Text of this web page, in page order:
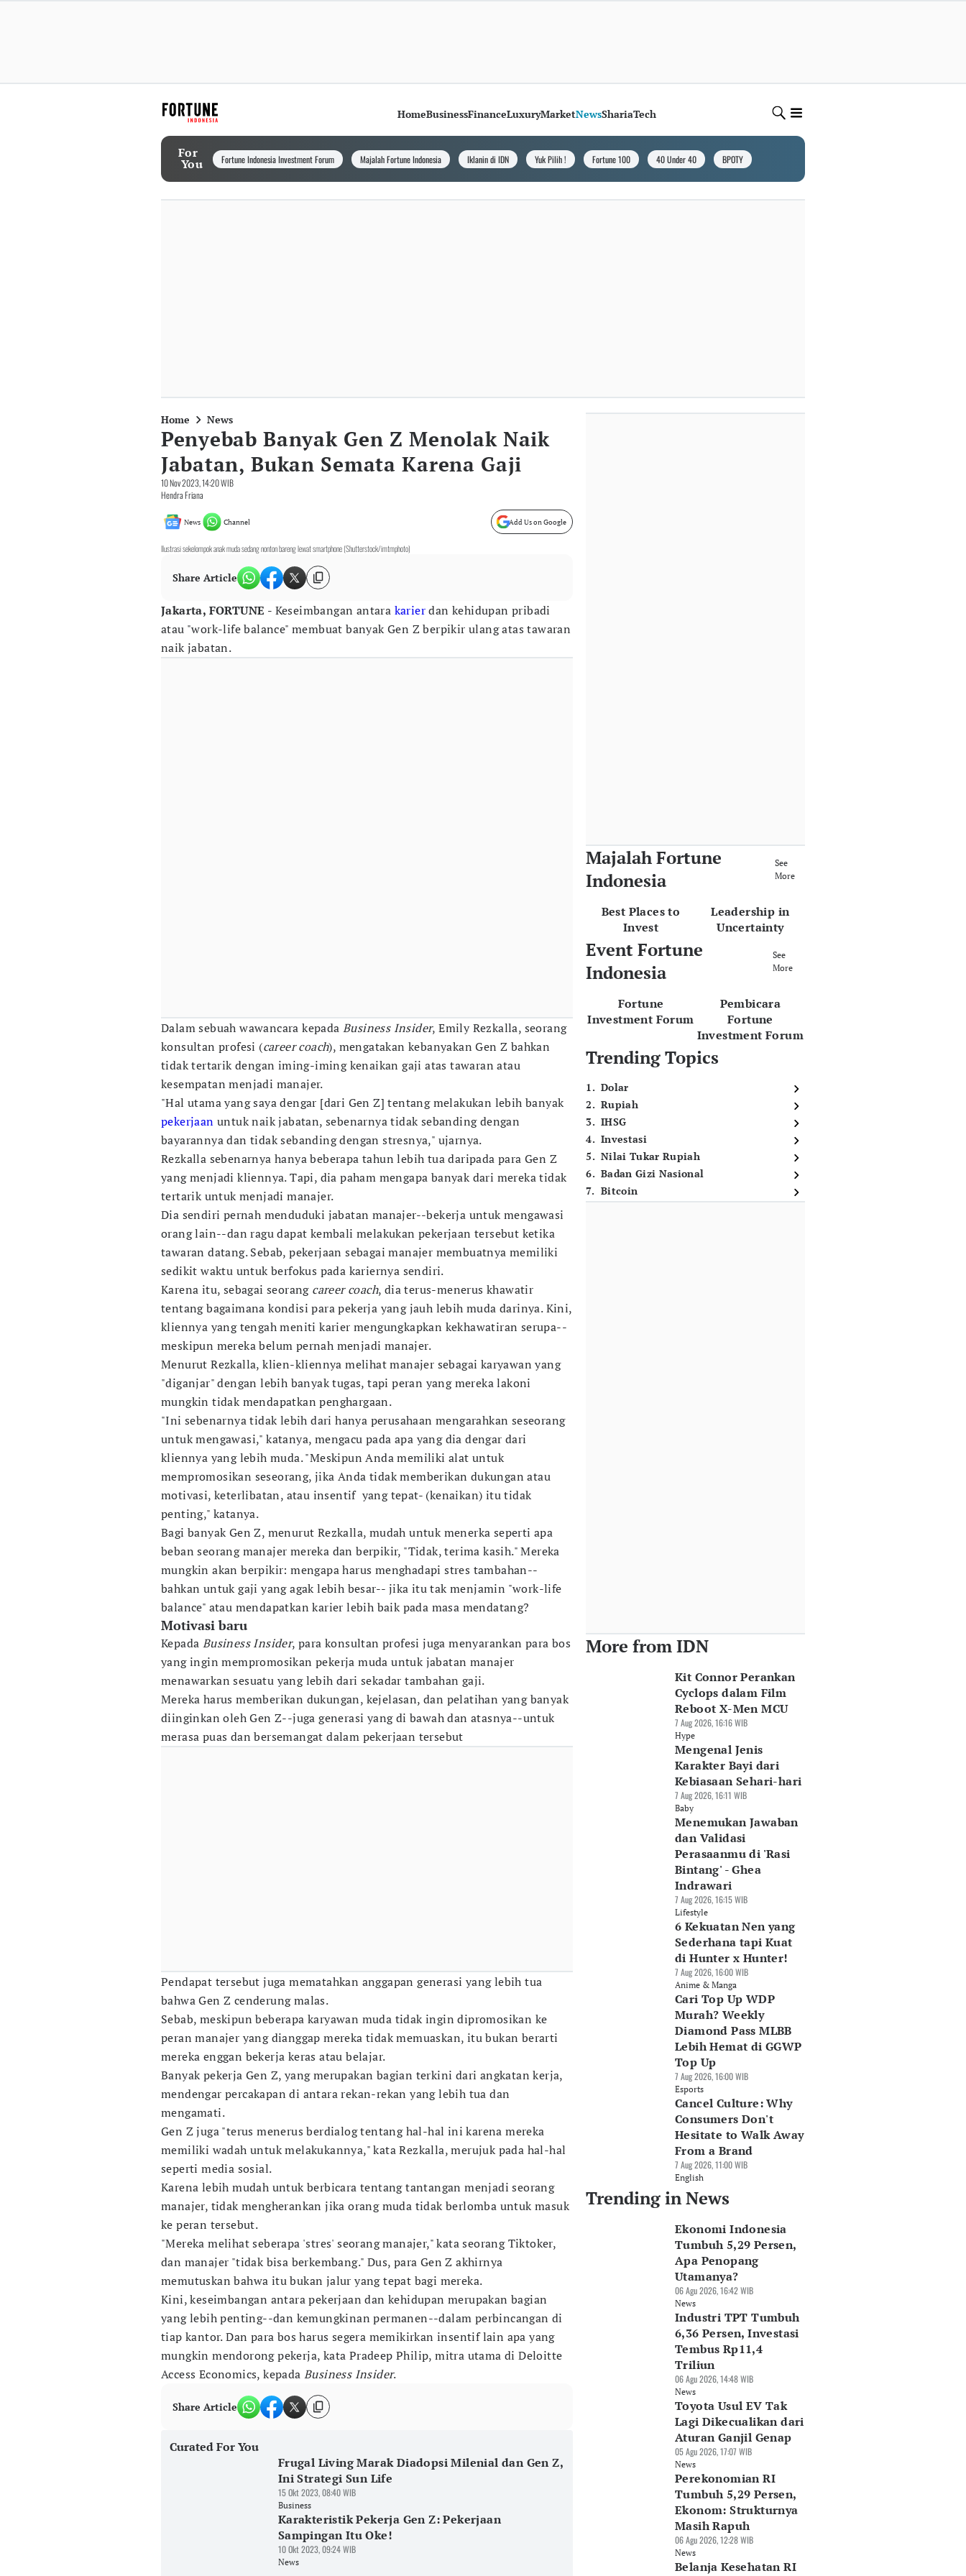
HomeBusinessFinanceLuxuryMarketNewsShariaTech
For
You Fortune Indonesia Investment Forum Majalah Fortune Indonesia Iklanin di IDN Yuk Pilih ! Fortune 100 40 Under 40 BPOTY
Home News
Penyebab Banyak Gen Z Menolak Naik
Jabatan, Bukan Semata Karena Gaji
10 Nov 2023, 14:20 WIB
Hendra Friana
News Channel Add Us on Google
Ilustrasi sekelompok anak muda sedang nonton bareng lewat smartphone (Shutterstock/imtmphoto)
Share Article
Jakarta, FORTUNE - Keseimbangan antara karierdan kehidupan pribadi
atau "work-life balance" membuat banyak Gen Z berpikir ulang atas tawaran
naik jabatan.
Dalam sebuah wawancara kepada Business Insider, Emily Rezkalla, seorang
konsultan profesi (career coach), mengatakan kebanyakan Gen Z bahkan
tidak tertarik dengan iming-iming kenaikan gaji atas tawaran atau
kesempatan menjadi manajer.
"Hal utama yang saya dengar [dari Gen Z] tentang melakukan lebih banyak
pekerjaan untuk naik jabatan, sebenarnya tidak sebanding dengan
bayarannya dan tidak sebanding dengan stresnya," ujarnya.
Rezkalla sebenarnya hanya beberapa tahun lebih tua daripada para Gen Z
yang menjadi kliennya. Tapi, dia paham mengapa banyak dari mereka tidak
tertarik untuk menjadi manajer.
Dia sendiri pernah menduduki jabatan manajer--bekerja untuk mengawasi
orang lain--dan ragu dapat kembali melakukan pekerjaan tersebut ketika
tawaran datang. Sebab, pekerjaan sebagai manajer membuatnya memiliki
sedikit waktu untuk berfokus pada kariernya sendiri.
Karena itu, sebagai seorang career coach, dia terus-menerus khawatir
tentang bagaimana kondisi para pekerja yang jauh lebih muda darinya. Kini,
kliennya yang tengah meniti karier mengungkapkan kekhawatiran serupa--
meskipun mereka belum pernah menjadi manajer.
Menurut Rezkalla, klien-kliennya melihat manajer sebagai karyawan yang
"diganjar" dengan lebih banyak tugas, tapi peran yang mereka lakoni
mungkin tidak mendapatkan penghargaan.
"Ini sebenarnya tidak lebih dari hanya perusahaan mengarahkan seseorang
untuk mengawasi," katanya, mengacu pada apa yang dia dengar dari
kliennya yang lebih muda. "Meskipun Anda memiliki alat untuk
mempromosikan seseorang, jika Anda tidak memberikan dukungan atau
motivasi, keterlibatan, atau insentif yang tepat- (kenaikan) itu tidak
penting," katanya.
Bagi banyak Gen Z, menurut Rezkalla, mudah untuk menerka seperti apa
beban seorang manajer mereka dan berpikir, "Tidak, terima kasih." Mereka
mungkin akan berpikir: mengapa harus menghadapi stres tambahan--
bahkan untuk gaji yang agak lebih besar-- jika itu tak menjamin "work-life
balance" atau mendapatkan karier lebih baik pada masa mendatang?
Motivasi baru
Kepada Business Insider, para konsultan profesi juga menyarankan para bos
yang ingin mempromosikan pekerja muda untuk jabatan manajer
menawarkan sesuatu yang lebih dari sekadar tambahan gaji.
Mereka harus memberikan dukungan, kejelasan, dan pelatihan yang banyak
diinginkan oleh Gen Z--juga generasi yang di bawah dan atasnya--untuk
merasa puas dan bersemangat dalam pekerjaan tersebut
Pendapat tersebut juga mematahkan anggapan generasi yang lebih tua
bahwa Gen Z cenderung malas.
Sebab, meskipun beberapa karyawan muda tidak ingin dipromosikan ke
peran manajer yang dianggap mereka tidak memuaskan, itu bukan berarti
mereka enggan bekerja keras atau belajar.
Banyak pekerja Gen Z, yang merupakan bagian terkini dari angkatan kerja,
mendengar percakapan di antara rekan-rekan yang lebih tua dan
mengamati.
Gen Z juga "terus menerus berdialog tentang hal-hal ini karena mereka
memiliki wadah untuk melakukannya," kata Rezkalla, merujuk pada hal-hal
seperti media sosial.
Karena lebih mudah untuk berbicara tentang tantangan menjadi seorang
manajer, tidak mengherankan jika orang muda tidak berlomba untuk masuk
ke peran tersebut.
"Mereka melihat seberapa 'stres' seorang manajer," kata seorang Tiktoker,
dan manajer "tidak bisa berkembang." Dus, para Gen Z akhirnya
memutuskan bahwa itu bukan jalur yang tepat bagi mereka.
Kini, keseimbangan antara pekerjaan dan kehidupan merupakan bagian
yang lebih penting--dan kemungkinan permanen--dalam perbincangan di
tiap kantor. Dan para bos harus segera memikirkan insentif lain apa yang
mungkin mendorong pekerja, kata Pradeep Philip, mitra utama di Deloitte
Access Economics, kepada Business Insider.
Share Article
Curated For You
Frugal Living Marak Diadopsi Milenial dan Gen Z,
Ini Strategi Sun Life
15 Okt 2023, 08:40 WIB
Business
Karakteristik Pekerja Gen Z: Pekerjaan
Sampingan Itu Oke!
10 Okt 2023, 09:24 WIB
News
Majalah Fortune
Indonesia
See
More
Best Places to
Invest
Leadership in
Uncertainty
Event Fortune
Indonesia
See
More
Fortune
Investment Forum
Pembicara
Fortune
Investment Forum
Trending Topics
1. Dolar
2. Rupiah
3. IHSG
4. Investasi
5. Nilai Tukar Rupiah
6. Badan Gizi Nasional
7. Bitcoin
More from IDN
Kit Connor Perankan
Cyclops dalam Film
Reboot X-Men MCU
7 Aug 2026, 16:16 WIB
Hype
Mengenal Jenis
Karakter Bayi dari
Kebiasaan Sehari-hari
7 Aug 2026, 16:11 WIB
Baby
Menemukan Jawaban
dan Validasi
Perasaanmu di 'Rasi
Bintang' - Ghea
Indrawari
7 Aug 2026, 16:15 WIB
Lifestyle
6 Kekuatan Nen yang
Sederhana tapi Kuat
di Hunter x Hunter!
7 Aug 2026, 16:00 WIB
Anime & Manga
Cari Top Up WDP
Murah? Weekly
Diamond Pass MLBB
Lebih Hemat di GGWP
Top Up
7 Aug 2026, 16:00 WIB
Esports
Cancel Culture: Why
Consumers Don't
Hesitate to Walk Away
From a Brand
7 Aug 2026, 11:00 WIB
English
Trending in News
Ekonomi Indonesia
Tumbuh 5,29 Persen,
Apa Penopang
Utamanya?
06 Agu 2026, 16:42 WIB
News
Industri TPT Tumbuh
6,36 Persen, Investasi
Tembus Rp11,4
Triliun
06 Agu 2026, 14:48 WIB
News
Toyota Usul EV Tak
Lagi Dikecualikan dari
Aturan Ganjil Genap
05 Agu 2026, 17:07 WIB
News
Perekonomian RI
Tumbuh 5,29 Persen,
Ekonom: Strukturnya
Masih Rapuh
06 Agu 2026, 12:28 WIB
News
Belanja Kesehatan RI